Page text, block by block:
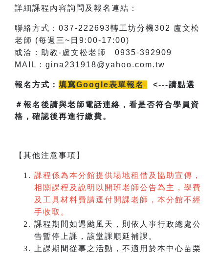
詳細課程內容詢問及報名連結：
聯絡方式：037-222693轉工坊分機302 盧文松
老師 (每週三~日9:00-17:00)
或洽：助教-盧文松老師 0935-392909
MAIL ：gina231918@yahoo.com.tw
報名方式： 填寫Google表單報名 <---請點選
＃報名後請與老師電話連絡，看是否符合學員資
格，確認後再進行繳費。
【其他注意事項】
課程係為本分館提供場地租借及協助宣傳，
相關課程及說明以開班老師公告為主，學費
及工具材料費請逕付開課老師，本分館不經
手收取。
課程期間如遇颱風天，則依人事行政總處公
告暫停上課，該堂課順延補課。
上課期間從事之活動，不適用於本中心苗栗